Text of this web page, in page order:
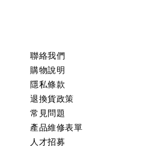
聯絡我們
購物說明
隱私條款
退換貨政策
常見問題
產品維修表單
人才招募